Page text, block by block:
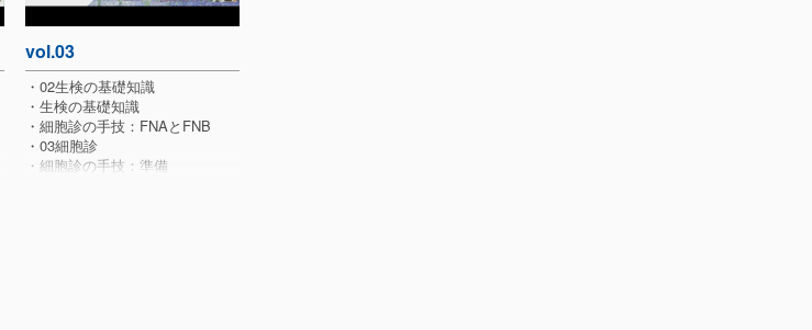
vol.03
・02生検の基礎知識
・生検の基礎知識
・細胞診の手技：FNAとFNB
・03細胞診
・細胞診の手技：準備